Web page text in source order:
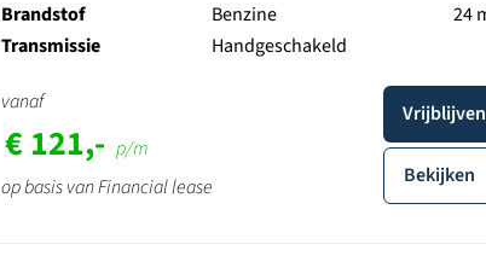
Brandstof
Benzine
Transmissie
Handgeschakeld
24
vanaf
€ 121,- p/m
op basis van Financial lease
Bekijken